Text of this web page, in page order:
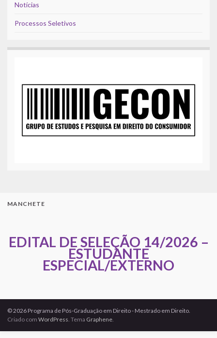
Notícias
Processos Seletivos
MANCHETE
EDITAL DE SELEÇÃO 14/2026 –
ESTUDANTE
ESPECIAL/EXTERNO
© 2026 Programa de Pós-Graduação em Direito - Mestrado em Direito.
Criado com WordPress . Tema Graphene